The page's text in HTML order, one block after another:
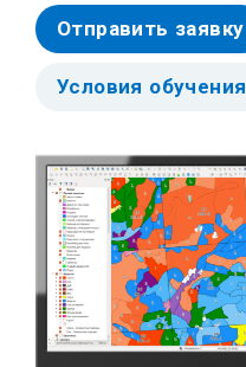
Отправить заявку
Условия обучения